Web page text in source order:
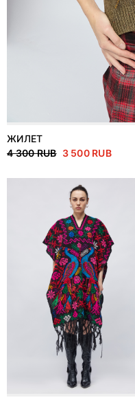
ЖИЛЕТ
4 300 RUB 3 500 RUB